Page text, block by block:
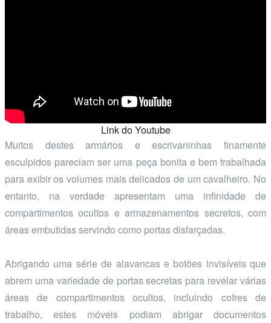
Link do Youtube
Muitos destes armários e escrivaninhas finamente
esculpidos pareciam ser uma peça bonita e bem trabalhada
para exibir os volumes mais delicados de um cavalheiro. No
entanto, na verdade apresentam uma infinidade de
compartimentos ocultos e armazenamentos secretos, com
áreas embutidas servindo como portas disfarçadas.
Abrigando uma série de alavancas e botões invisíveis que
abrem uma variedade de portas secretas para revelar várias
áreas de compartimentos ocultos, incluindo cofres de
trabalho, estes móveis podiam abrigar documentos